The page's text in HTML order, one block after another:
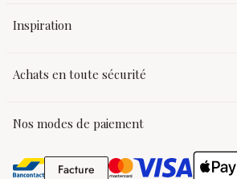
Inspiration
Achats en toute sécurité
Nos modes de paiement
FactureFacture